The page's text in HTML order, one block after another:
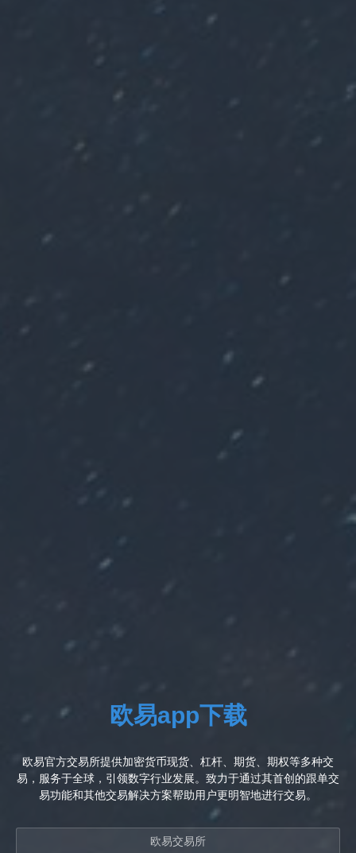
欧易app下载
欧易官方交易所提供加密货币现货、杠杆、期货、期权等多种交
易，服务于全球，引领数字行业发展。致力于通过其首创的跟单交
易功能和其他交易解决方案帮助用户更明智地进行交易。
欧易交易所